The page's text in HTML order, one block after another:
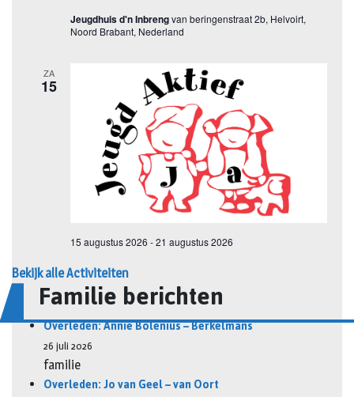
Bekijk alle Activiteiten
Familie berichten
Overleden: Annie Bolenius – Berkelmans
26 juli 2026
familie
Overleden: Jo van Geel – van Oort